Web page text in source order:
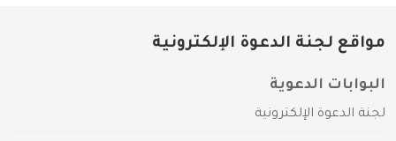
مواقع لجنة الدعوة الإلكترونية
البوابات الدعوية
لجنة الدعوة الإلكترونية